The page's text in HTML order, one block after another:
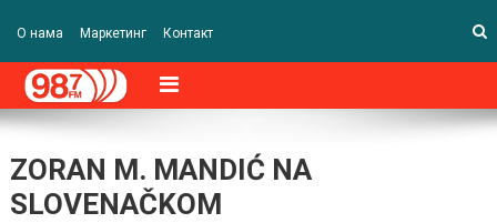
О нама Маркетинг Контакт
ZORAN M. MANDIĆ NA
SLOVENAČKOM